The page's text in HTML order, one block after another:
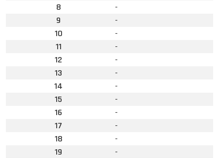
8
-
9
-
10
-
11
-
12
-
13
-
14
-
15
-
16
-
17
-
18
-
19
-